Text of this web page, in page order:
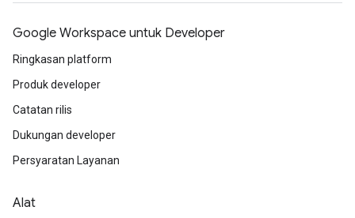
Google Workspace untuk Developer
Ringkasan platform
Produk developer
Catatan rilis
Dukungan developer
Persyaratan Layanan
Alat